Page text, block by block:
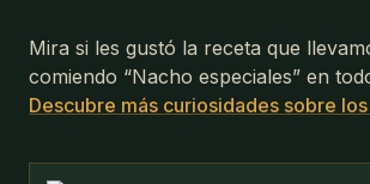
Mira si les gustó la receta que
comiendo “Nacho especiales” en
Descubre más curiosidades sobre